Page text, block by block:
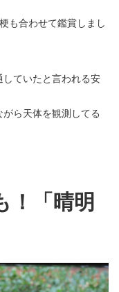
も合わせて鑑賞しまし
ていたと言われる安
ら天体を観測してる
！「晴明